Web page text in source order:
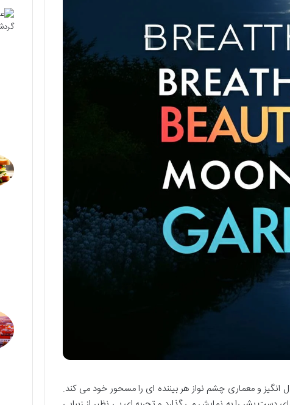
انگیز و معماری چشم نواز هر بیننده ای را مسحور خود می کند.